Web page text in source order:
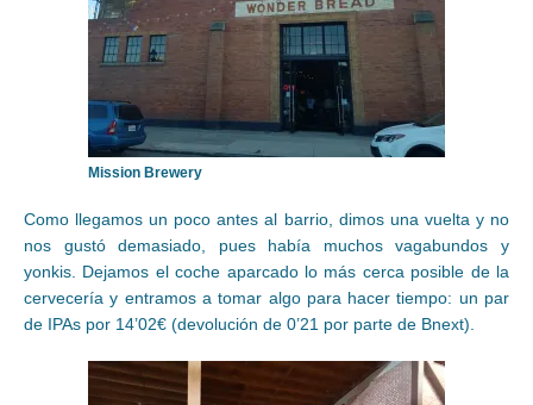
Mission Brewery
Como llegamos un poco antes al barrio, dimos una vuelta y no
nos gustó demasiado, pues había muchos vagabundos y
yonkis. Dejamos el coche aparcado lo más cerca posible de la
cervecería y entramos a tomar algo para hacer tiempo: un par
de IPAs por 14’02€ (devolución de 0’21 por parte de Bnext).